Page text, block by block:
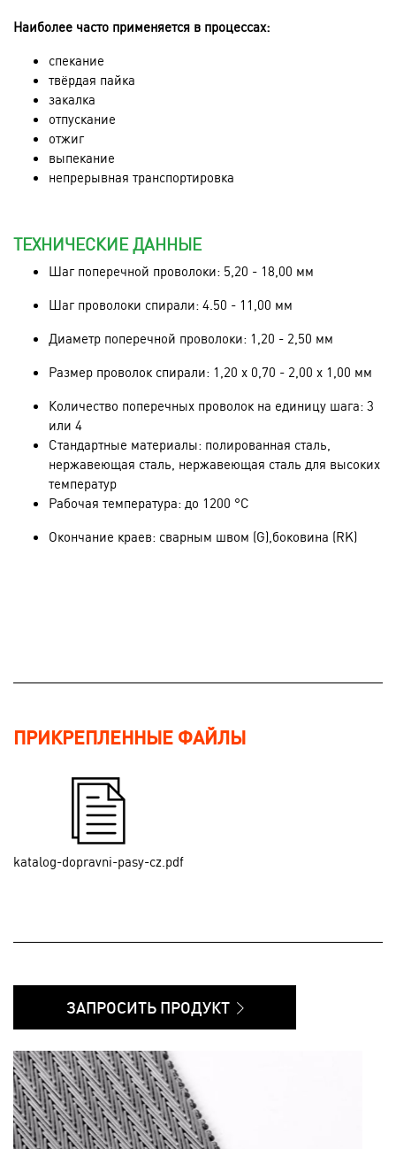
Наиболее часто применяется в процессах:
спекание
твёрдая пайка
закалка
отпускание
отжиг
выпекание
непрерывная транспортировка
ТЕХНИЧЕСКИЕ ДАННЫЕ
Шаг поперечной проволоки: 5,20 - 18,00 мм
Шаг проволоки спирали: 4.50 - 11,00 мм
Диаметр поперечной проволоки: 1,20 - 2,50 мм
Размер проволок спирали: 1,20 x 0,70 - 2,00 x 1,00 мм
Количество поперечных проволок на единицу шага: 3
или 4
Стандартные материалы: полированная сталь,
нержавеющая сталь, нержавеющая сталь для высоких
температур
Рабочая температура: до 1200 °C
Окончание краев: сварным швом (G),боковина (RK)
ПРИКРЕПЛЕННЫЕ ФАЙЛЫ
katalog-dopravni-pasy-cz.pdf
ЗАПРОСИТЬ ПРОДУКТ